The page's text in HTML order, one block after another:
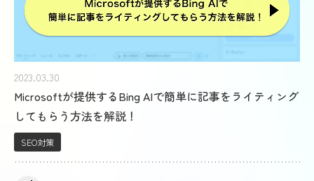
2023.03.30
Microsoftが提供するBing AIで簡単に記事をライティング
してもらう方法を解説！
SEO対策